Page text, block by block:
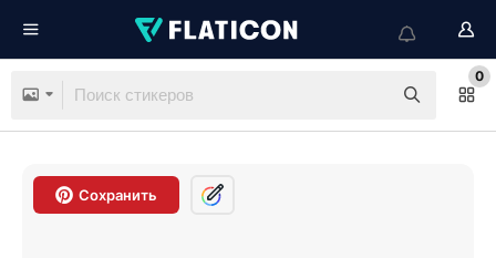
0
Сохранить